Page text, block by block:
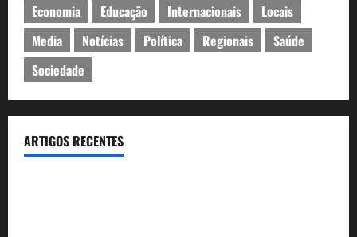
Economia
Educação Internacionais
Locais
Media
Notícias Política Regionais
Saúde
Sociedade
ARTIGOS RECENTES